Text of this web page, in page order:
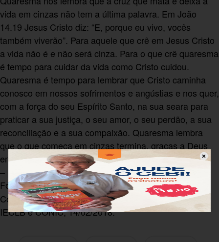
vida em cinzas não tem a última palavra. Em João
14.19 Jesus Cristo diz: “E, porque eu vivo, vocês
também viverão”. Para aquele que crê em Jesus Cristo
a vida não é e não será cinza. Para o que crê quaresma
é tempo para cuidar da vida como Cristo cuidou.
Quaresma é tempo para lembrar que Cristo caminha
conosco em nossos sofrimentos e angústias e nos quer,
com a força do seu Espírito Santo, na sua seara para
praticar a sua justiça, o seu amor, o seu perdão, a sua
reconciliação e a sua compaixão. Quaresma lembra
que o que começa em cinzas termina, graças a Deus
em Cristo, em ressurreição.
–
Fonte:Pr. Ernani Röpkeda Igreja Evangélica de
Confissão Luterana no Brasil. Publicado no site da
IECLB eCONIC, 14/02/2018.